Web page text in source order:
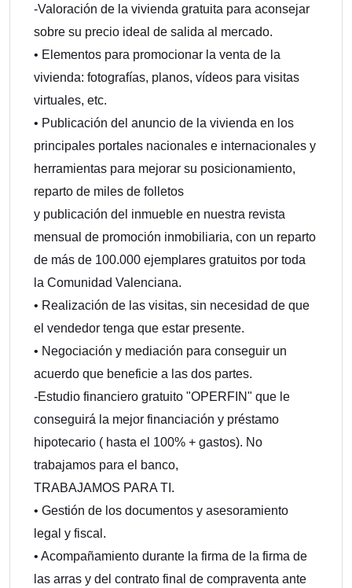
-Valoración de la vivienda gratuita para aconsejar
sobre su precio ideal de salida al mercado.
• Elementos para promocionar la venta de la
vivienda: fotografías, planos, vídeos para visitas
virtuales, etc.
• Publicación del anuncio de la vivienda en los
principales portales nacionales e internacionales y
herramientas para mejorar su posicionamiento,
reparto de miles de folletos
y publicación del inmueble en nuestra revista
mensual de promoción inmobiliaria, con un reparto
de más de 100.000 ejemplares gratuitos por toda
la Comunidad Valenciana.
• Realización de las visitas, sin necesidad de que
el vendedor tenga que estar presente.
• Negociación y mediación para conseguir un
acuerdo que beneficie a las dos partes.
-Estudio financiero gratuito "OPERFIN" que le
conseguirá la mejor financiación y préstamo
hipotecario ( hasta el 100% + gastos). No
trabajamos para el banco,
TRABAJAMOS PARA TI.
• Gestión de los documentos y asesoramiento
legal y fiscal.
• Acompañamiento durante la firma de la firma de
las arras y del contrato final de compraventa ante